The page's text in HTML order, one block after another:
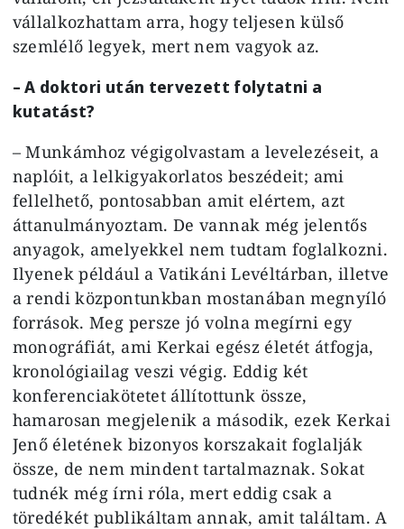
vállalkozhattam arra, hogy teljesen külső
szemlélő legyek, mert nem vagyok az.
– A doktori után tervezett folytatni a
kutatást?
– Munkámhoz végigolvastam a levelezéseit, a
naplóit, a lelkigyakorlatos beszédeit; ami
fellelhető, pontosabban amit elértem, azt
áttanulmányoztam. De vannak még jelentős
anyagok, amelyekkel nem tudtam foglalkozni.
Ilyenek például a Vatikáni Levéltárban, illetve
a rendi központunkban mostanában megnyíló
források. Meg persze jó volna megírni egy
monográfiát, ami Kerkai egész életét átfogja,
kronológiailag veszi végig. Eddig két
konferenciakötetet állítottunk össze,
hamarosan megjelenik a második, ezek Kerkai
Jenő életének bizonyos korszakait foglalják
össze, de nem mindent tartalmaznak. Sokat
tudnék még írni róla, mert eddig csak a
töredékét publikáltam annak, amit találtam. A